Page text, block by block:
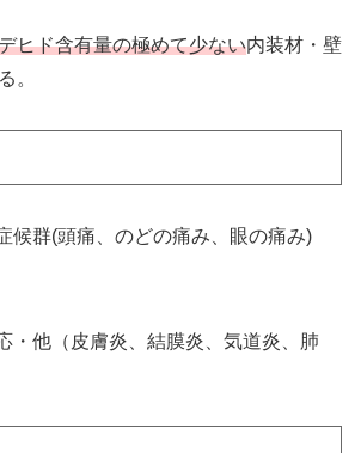
ヒド含有量の極めて少ない内装材・壁
。
候群(頭痛、のどの痛み、眼の痛み)
・他（皮膚炎、結膜炎、気道炎、肺